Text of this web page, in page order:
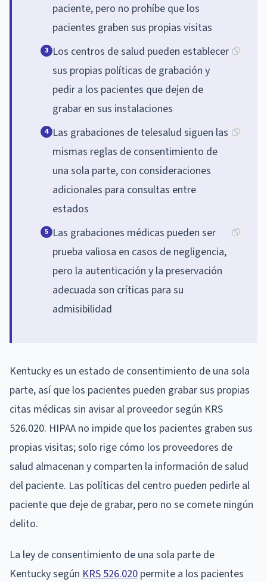
paciente, pero no prohíbe que los
pacientes graben sus propias visitas
3 Los centros de salud pueden establecer
sus propias políticas de grabación y
pedir a los pacientes que dejen de
grabar en sus instalaciones
4 Las grabaciones de telesalud siguen las
mismas reglas de consentimiento de
una sola parte, con consideraciones
adicionales para consultas entre
estados
5 Las grabaciones médicas pueden ser
prueba valiosa en casos de negligencia,
pero la autenticación y la preservación
adecuada son críticas para su
admisibilidad
Kentucky es un estado de consentimiento de una sola
parte, así que los pacientes pueden grabar sus propias
citas médicas sin avisar al proveedor según KRS
526.020. HIPAA no impide que los pacientes graben sus
propias visitas; solo rige cómo los proveedores de
salud almacenan y comparten la información de salud
del paciente. Las políticas del centro pueden pedirle al
paciente que deje de grabar, pero no se comete ningún
delito.
La ley de consentimiento de una sola parte de
Kentucky según KRS 526.020 permite a los pacientes